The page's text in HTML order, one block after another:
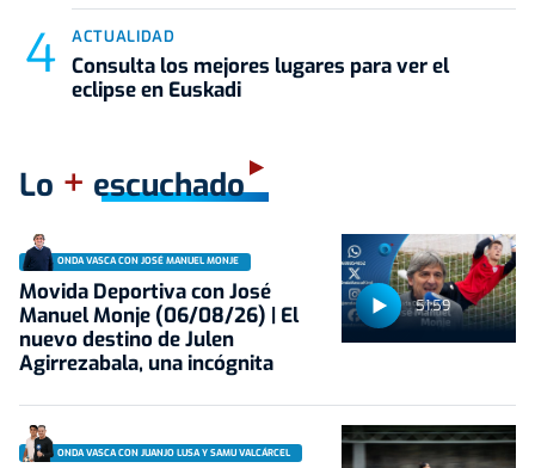
ACTUALIDAD
Consulta los mejores lugares para ver el
eclipse en Euskadi
Lo + escuchado
51:59
ONDA VASCA CON JOSÉ MANUEL MONJE
Movida Deportiva con José
Manuel Monje (06/08/26) | El
nuevo destino de Julen
Agirrezabala, una incógnita
ONDA VASCA CON JUANJO LUSA Y SAMU VALCÁRCEL